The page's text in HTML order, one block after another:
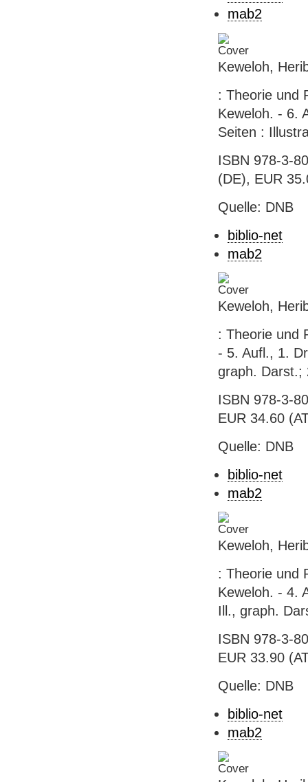
mab2
Keweloh,
: Theorie und
Keweloh. - 6.
Seiten :
ISBN 978-3-
(DE), EUR
Quelle: DNB
biblio-net
mab2
Keweloh,
: Theorie und
- 5. Aufl., 1.
graph. Darst.;
ISBN 978-3-
EUR 34.60
Quelle: DNB
biblio-net
mab2
Keweloh,
: Theorie und
Keweloh. - 4.
Ill., graph.
ISBN 978-3-
EUR 33.90
Quelle: DNB
biblio-net
mab2